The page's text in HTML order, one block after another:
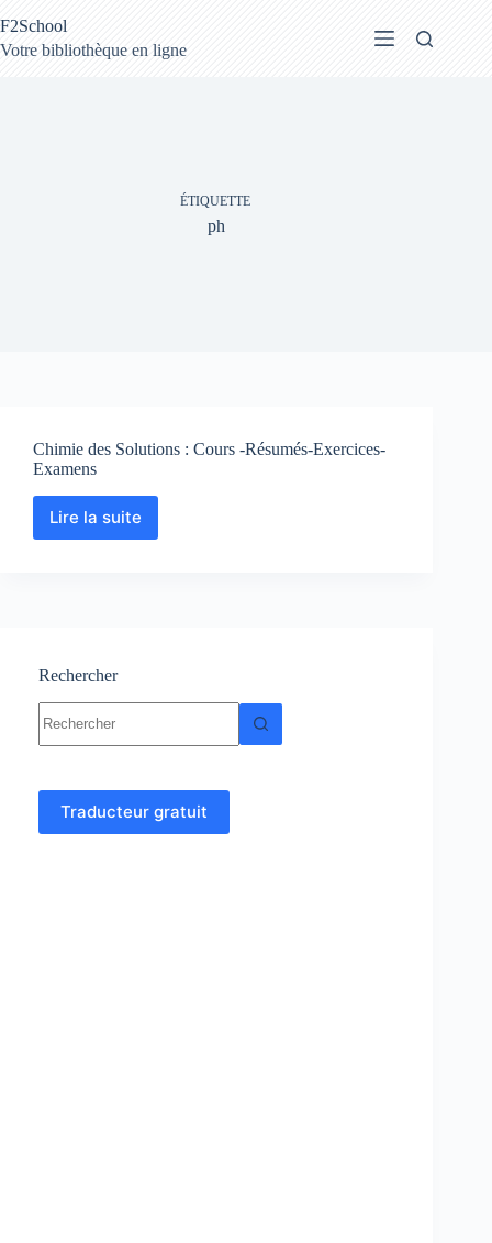
au
contenu
F2School
Votre bibliothèque en ligne
ÉTIQUETTE
ph
Chimie des Solutions : Cours -Résumés-Exercices-
Examens
Lire la suite
Chimie
Exercices-
Rechercher
résultat
Traducteur gratuit